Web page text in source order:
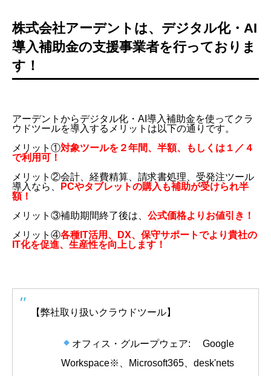
株式会社アーデントは、デジタル化・AI
導入補助金の支援事業者を行っておりま
す！
アーデントからデジタル化・AI導入補助金を使ってクラ
ウドツールを導入するメリットは以下の通りです。
メリット①対象ツールを２年間、半額、もしくは１／４
で利用可！
メリット②会計、経費精算、請求書処理、受発注ツール
導入なら、
PCやタブレットの購入も補助が受けられ半
額！
メリット③補助期間終了後は、 公式価格よりお値引き！
メリット④各種IT活用、DX、保守サポートでより貴社の
IT化を促進、生産性を向上します！
【弊社取り扱いクラウドツール】
オフィス・グループウェア: Google
Workspace※、Microsoft365、desk'nets